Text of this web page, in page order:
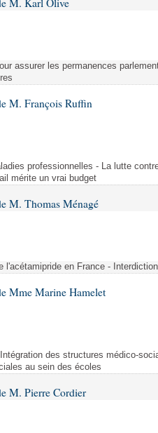
lois
M. Karl Olive
assurer les permanences
M. François Ruffin
professionnelles - La lutte
mérite un vrai budget
M. Thomas Ménagé
l'acétamipride en France -
Mme Marine Hamelet
des structures médico-
au sein des écoles
M. Pierre Cordier